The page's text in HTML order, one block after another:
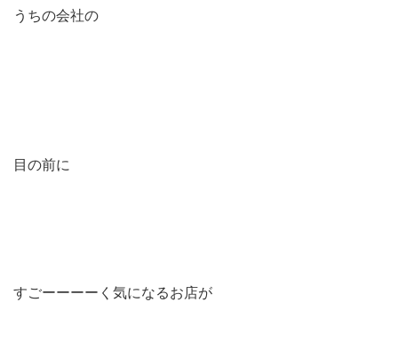
うちの会社の
目の前に
すごーーーーく気になるお店が